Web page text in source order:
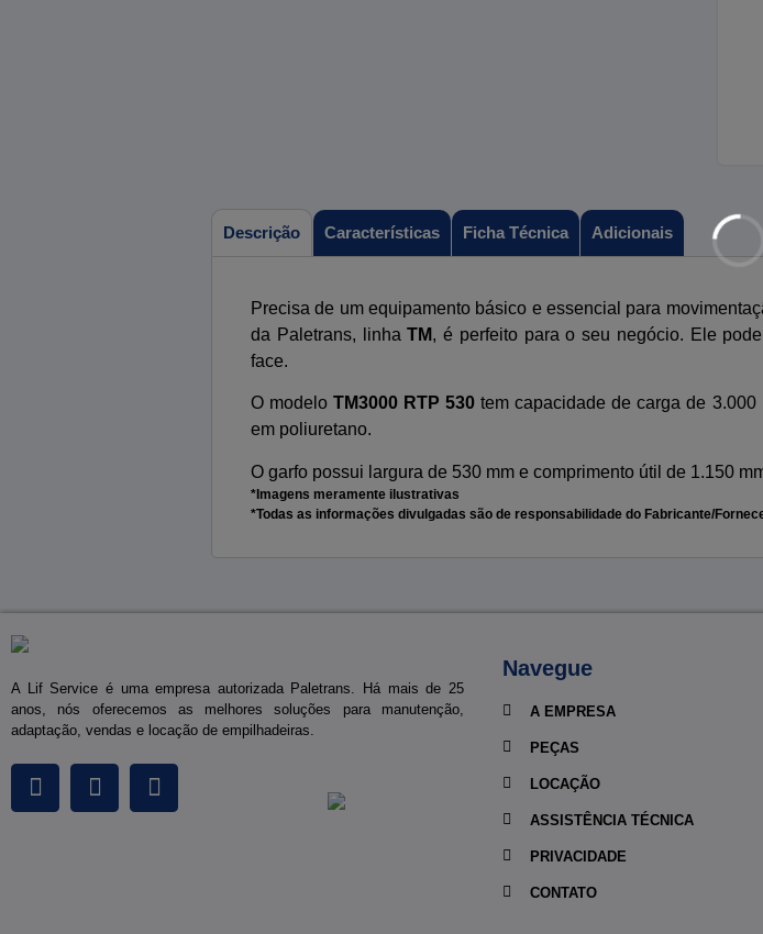
Descrição Características Ficha Técnica Adicionais
Precisa de um equipamento básico e essencial para
da Paletrans, linhaTM, é perfeito para o seu negócio. Ele
face.
O modeloTM3000 RTP 530 tem capacidade de carga de
em poliuretano.
O garfo possui largura de 530 mm e comprimento útil de 1.150
*Imagens meramente ilustrativas
*Todas as informações divulgadas são de responsabilidade do Fabricante/
A Lif Service é uma empresa autorizada Paletrans. Há mais de 25
anos, nós oferecemos as melhores soluções para manutenção,
adaptação, vendas e locação de empilhadeiras.
Navegue
A EMPRESA
PEÇAS
LOCAÇÃO
ASSISTÊNCIA TÉCNICA
PRIVACIDADE
CONTATO